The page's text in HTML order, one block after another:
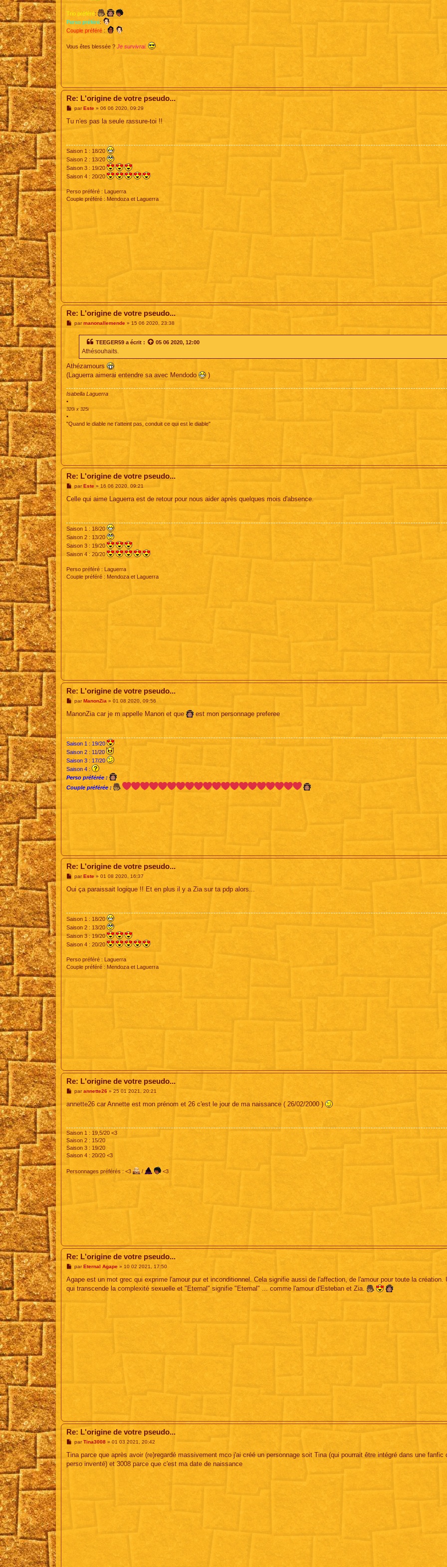
Trio préféré:
Perso préféré:
Couple préféré :
Vous êtes blessée ? Je survivrai.
Re: L'origine de votre pseudo...
M
s
parEste» 06 06 2020, 09:29
Tu n'es pas la seule rassure-toi !!
Saison 1 : 18/20
Saison 2 : 13/20
Saison 3 : 19/20
Saison 4 : 20/20
Perso préféré : Laguerra
Couple préféré : Mendoza et Laguerra
Re: L'origine de votre pseudo...
Mparmanonallemende» 15 06 2020, 23:38
TEEGER59 a écrit : 05 06 2020, 12:00
Athésouhaits.
Athézamours
(Laguerra aimerai entendre sa avec Mendodo
)
Isabella Laguerra
•
320i x 325i
•
"Quand le diable ne t’atteint pas, conduit ce qui est le diable"
Re: L'origine de votre pseudo...
M
s
parEste» 16 06 2020, 09:21
Celle qui aime Laguerra est de retour pour nous aider après quelques mois d'absence.
Saison 1 : 18/20
Saison 2 : 13/20
Saison 3 : 19/20
Saison 4 : 20/20
Perso préféré : Laguerra
Couple préféré : Mendoza et Laguerra
Re: L'origine de votre pseudo...
M
s
parManonZia » 01 08 2020, 09:56
ManonZia car je m appelle Manon et que est mon personnage preferee
Saison 1 : 19/20
Saison 2 : 11/20
Saison 3 : 17/20
Saison 4 :
Perso préférée :
Couple préférée :
Re: L'origine de votre pseudo...
M
s
parEste» 01 08 2020, 16:37
Oui ça paraissait logique !! Et en plus il y a Zia sur ta pdp alors...
Saison 1 : 18/20
Saison 2 : 13/20
Saison 3 : 19/20
Saison 4 : 20/20
Perso préféré : Laguerra
Couple préféré : Mendoza et Laguerra
Re: L'origine de votre pseudo...
M
s
parannette26» 25 01 2021, 20:21
annette26 car Annette est mon prénom et 26 c'est le jour de ma naissance ( 26/02/2000 )
Saison 1 : 19,5/20 <3
Saison 2 : 15/20
Saison 3 : 19/20
Saison 4 : 20/20 <3
Personnages préférés : <3 / <3
Re: L'origine de votre pseudo...
M
s
s
a
parEternal Agape » 10 02 2021, 17:50
Agape est un mot grec qui exprime l'amour pur et inconditionnel. Cela signifie aussi de l'affection, de l'amour pour toute la création.
qui transcende la complexité sexuelle et "Eternal" signifie "Eternal" ... comme l'amour d'Esteban et Zia.
Re: L'origine de votre pseudo...
M
s
a
parTina3008» 01 03 2021, 20:42
Tina parce que après avoir (re)regardé massivement mco j'ai créé un personnage soit Tina (qui pourrait être intégré dans une fanfic
perso inventé) et 3008 parce que c'est ma date de naissance